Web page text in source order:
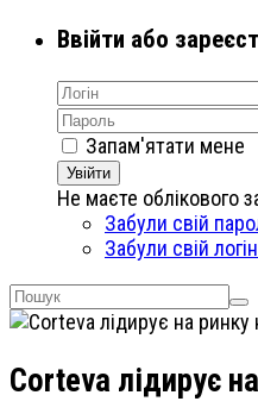
Ввійти або
Запам'ятати мене
Увійти
Не маєте облікового
Забули свій
Забули свій
Corteva лідирує